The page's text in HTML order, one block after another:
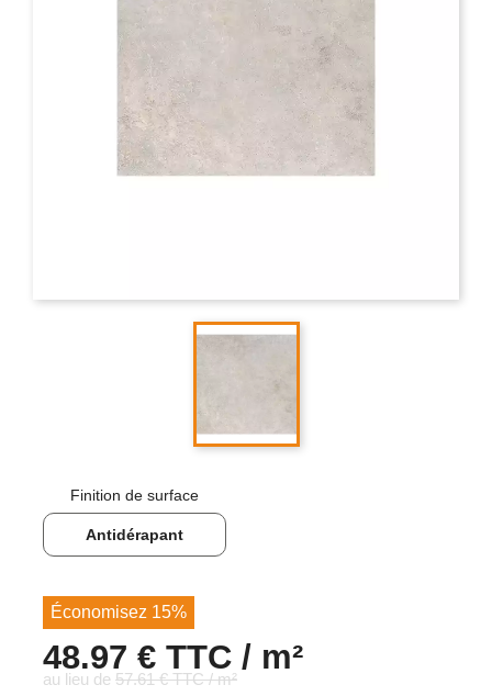
Finition de surface
Antidérapant
Économisez 15%
48.97 € TTC / m²
au lieu de 57.61 € TTC / m²